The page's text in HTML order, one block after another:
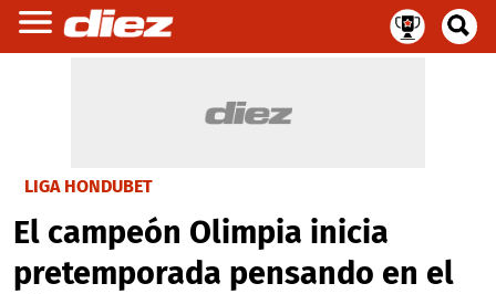
LIGA HONDUBET
El campeón Olimpia inicia
pretemporada pensando en el